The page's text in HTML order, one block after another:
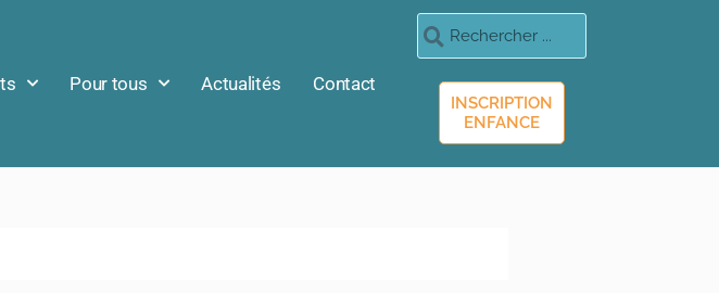
Pour tous Actualités Contact
INSCRIPTION
ENFANCE